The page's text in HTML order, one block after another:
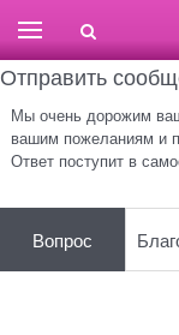
Отправить
Мы очень дорожим
вашим пожеланиям и
Ответ поступит в
Вопрос